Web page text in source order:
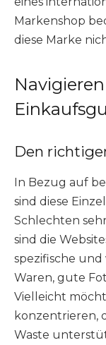
Markenshop
diese Marke
Den
In Bezug auf
sind diese
Schlechten
sind die
spezifische
Waren, gute
Vielleicht
konzentrieren,
Waste